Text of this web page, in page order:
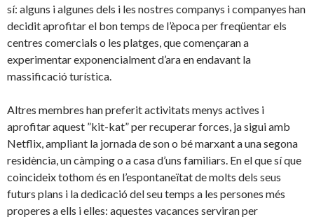
sí: alguns i algunes dels i les nostres companys i companyes han
decidit aprofitar el bon temps de l’època per freqüentar els
centres comercials o les platges, que començaran a
experimentar exponencialment d’ara en endavant la
massificació turística.
Altres membres han preferit activitats menys actives i
aprofitar aquest ”kit-kat” per recuperar forces, ja sigui amb
Netflix, ampliant la jornada de son o bé marxant a una segona
residència, un càmping o a casa d’uns familiars. En el que sí que
coincideix tothom és en l’espontaneïtat de molts dels seus
futurs plans i la dedicació del seu temps a les persones més
properes a ells i elles: aquestes vacances serviran per